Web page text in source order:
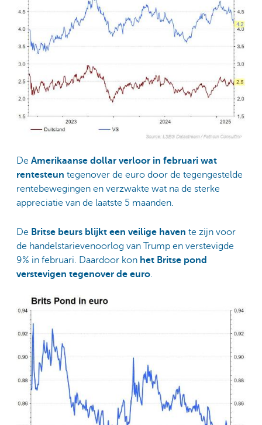
De Amerikaanse dollar verloor in februari wat
rentesteun tegenover de euro door de tegengestelde
rentebewegingen en verzwakte wat na de sterke
appreciatie van de laatste 5 maanden.
De Britse beurs blijkt een veilige haven te zijn voor
de handelstarievenoorlog van Trump en verstevigde
9% in februari. Daardoor kon het Britse pond
verstevigen tegenover de euro.